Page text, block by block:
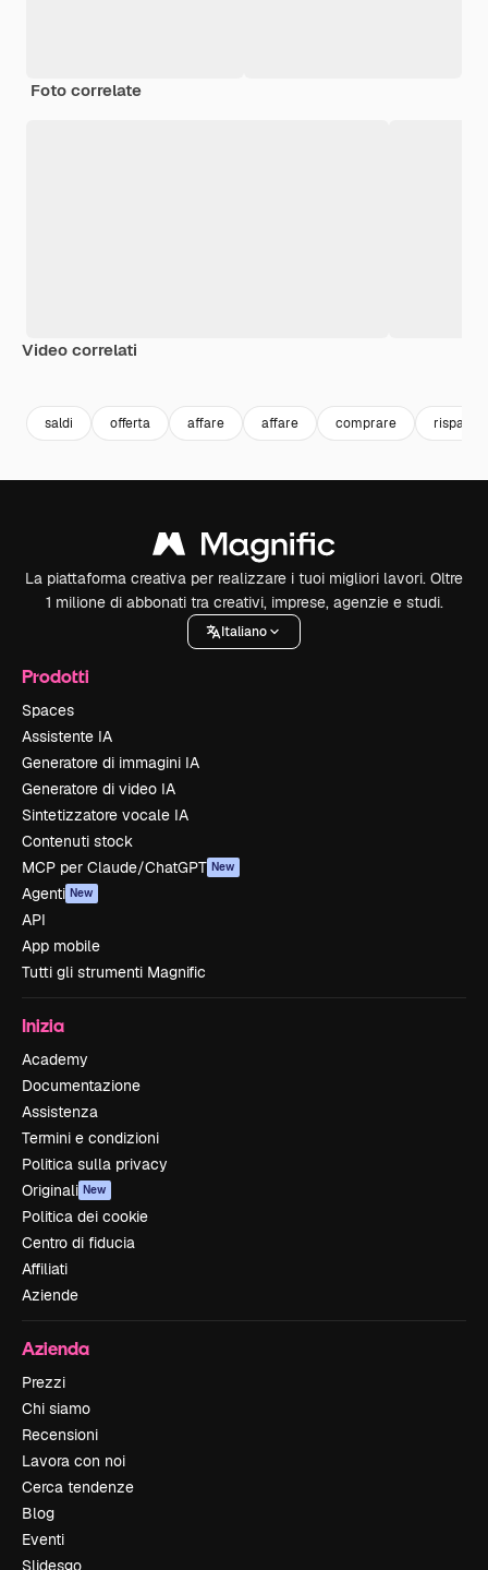
Foto correlate
Video correlati
saldi offerta affare affare comprare risparmi
La piattaforma creativa per realizzare i tuoi migliori lavori. Oltre
1 milione di abbonati tra creativi, imprese, agenzie e studi.
Italiano
Prodotti
Spaces
Assistente IA
Generatore di immagini IA
Generatore di video IA
Sintetizzatore vocale IA
Contenuti stock
MCP per Claude/ChatGPT New
Agenti New
API
App mobile
Tutti gli strumenti Magnific
Inizia
Academy
Documentazione
Assistenza
Termini e condizioni
Politica sulla privacy
Originali New
Politica dei cookie
Centro di fiducia
Affiliati
Aziende
Azienda
Prezzi
Chi siamo
Recensioni
Lavora con noi
Cerca tendenze
Blog
Eventi
Slidesgo